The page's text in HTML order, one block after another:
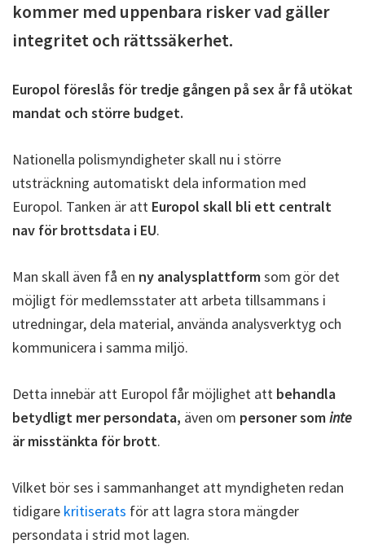
kommer med uppenbara risker vad gäller
integritet och rättssäkerhet.
Europol föreslås för tredje gången på sex år få utökat
mandat och större budget.
Nationella polismyndigheter skall nu i större
utsträckning automatiskt dela information med
Europol. Tanken är att Europol skall bli ett centralt
nav för brottsdata i EU.
Man skall även få en ny analysplattformsom gör det
möjligt för medlemsstater att arbeta tillsammans i
utredningar, dela material, använda analysverktyg och
kommunicera i samma miljö.
Detta innebär att Europol får möjlighet att behandla
betydligt mer persondata, även om personer sominte
är misstänkta för brott.
Vilket bör ses i sammanhanget att myndigheten redan
tidigare kritiserats för att lagra stora mängder
persondata i strid mot lagen.